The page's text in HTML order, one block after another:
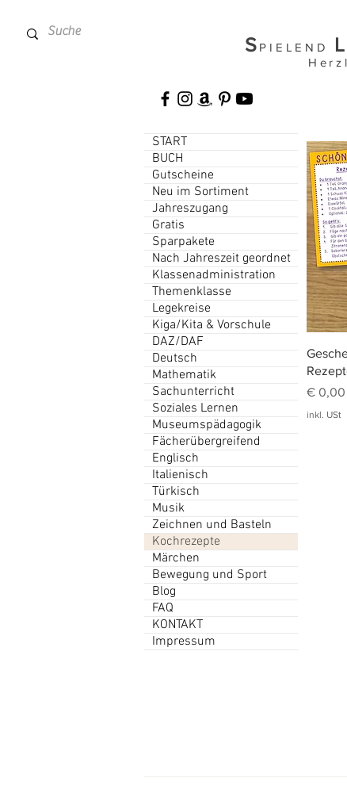
S PIELEND L
Preis
€ 0,00
inkl. USt
START
BUCH
Gutscheine
Neu im Sortiment
Jahreszugang
Gratis
Sparpakete
Nach Jahreszeit geordnet
Klassenadministration
Themenklasse
Legekreise
Kiga/Kita & Vorschule
DAZ/DAF
Deutsch
Mathematik
Sachunterricht
Soziales Lernen
Museumspädagogik
Fächerübergreifend
Englisch
Italienisch
Türkisch
Musik
Zeichnen und Basteln
Kochrezepte
Märchen
Bewegung und Sport
Blog
FAQ
KONTAKT
Impressum